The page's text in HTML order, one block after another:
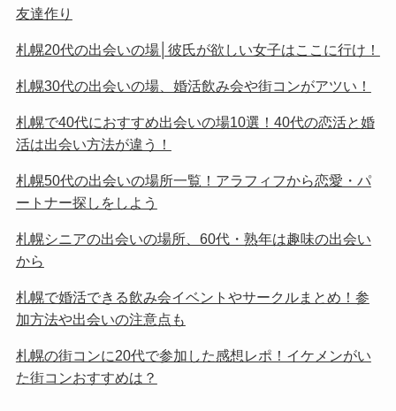
友達作り
札幌20代の出会いの場│彼氏が欲しい女子はここに行け！
札幌30代の出会いの場、婚活飲み会や街コンがアツい！
札幌で40代におすすめ出会いの場10選！40代の恋活と婚
活は出会い方法が違う！
札幌50代の出会いの場所一覧！アラフィフから恋愛・パ
ートナー探しをしよう
札幌シニアの出会いの場所、60代・熟年は趣味の出会い
から
札幌で婚活できる飲み会イベントやサークルまとめ！参
加方法や出会いの注意点も
札幌の街コンに20代で参加した感想レポ！イケメンがい
た街コンおすすめは？